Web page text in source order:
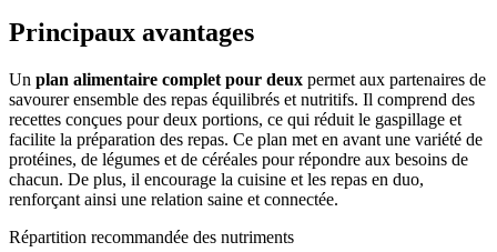
Principaux avantages
Un plan alimentaire complet pour deux permet aux partenaires de
savourer ensemble des repas équilibrés et nutritifs. Il comprend des
recettes conçues pour deux portions, ce qui réduit le gaspillage et
facilite la préparation des repas. Ce plan met en avant une variété de
protéines, de légumes et de céréales pour répondre aux besoins de
chacun. De plus, il encourage la cuisine et les repas en duo,
renforçant ainsi une relation saine et connectée.
Répartition recommandée des nutriments